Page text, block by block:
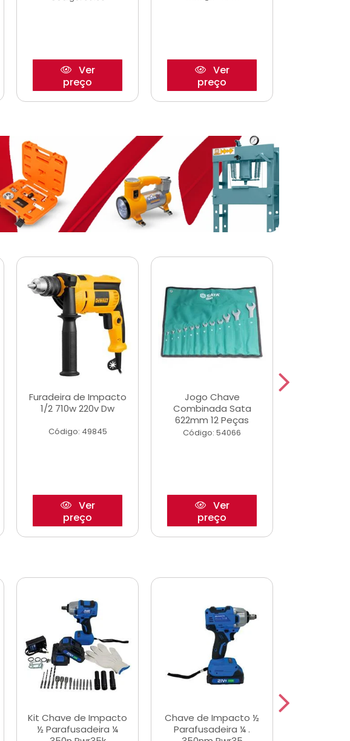
Ver
preço
Ver
preço
Furadeira de Impacto
1/2 710w 220v Dw
Código: 49845
Ver
preço
Jogo Chave
Combinada Sata
622mm 12 Peças
Código: 54066
Ver
preço
Kit Chave de Impacto
½ Parafusadeira ¼
Chave de Impacto ½
Parafusadeira ¼ .